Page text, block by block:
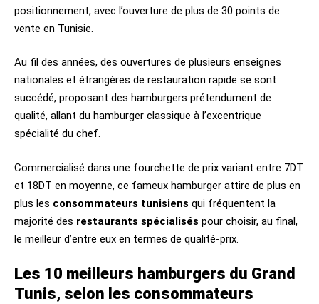
positionnement, avec l’ouverture de plus de 30 points de
vente en Tunisie.
Au fil des années, des ouvertures de plusieurs enseignes
nationales et étrangères de restauration rapide se sont
succédé, proposant des hamburgers prétendument de
qualité, allant du hamburger classique à l’excentrique
spécialité du chef.
Commercialisé dans une fourchette de prix variant entre 7DT
et 18DT en moyenne, ce fameux hamburger attire de plus en
plus les consommateurs tunisiens qui fréquentent la
majorité des restaurants spécialisés pour choisir, au final,
le meilleur d’entre eux en termes de qualité-prix.
Les 10 meilleurs hamburgers du Grand
Tunis, selon les consommateurs